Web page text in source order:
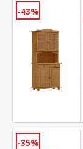
-43%
-35%